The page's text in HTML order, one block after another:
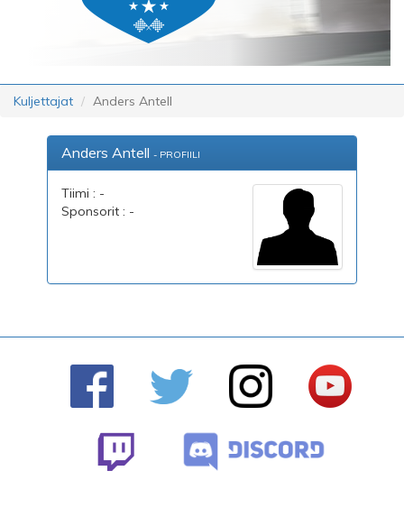
Kuljettajat Anders Antell
Anders Antell - PROFIILI
Tiimi : -
Sponsorit : -